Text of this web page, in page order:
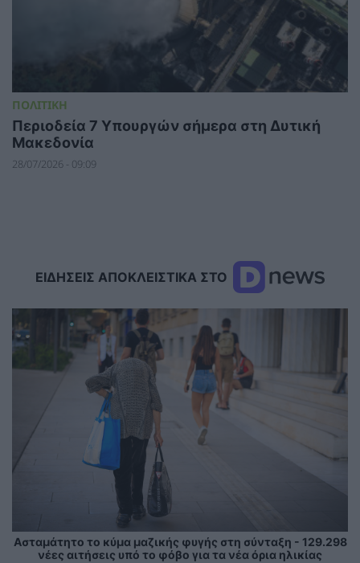
ΠΟΛΙΤΙΚΗ
Περιοδεία 7 Υπουργών σήμερα στη Δυτική
Μακεδονία
28/07/2026 - 09:09
ΕΙΔΗΣΕΙΣ ΑΠΟΚΛΕΙΣΤΙΚΑ ΣΤΟ
Ασταμάτητο το κύμα μαζικής φυγής στη σύνταξη - 129.298
νέες αιτήσεις υπό το φόβο για τα νέα όρια ηλικίας